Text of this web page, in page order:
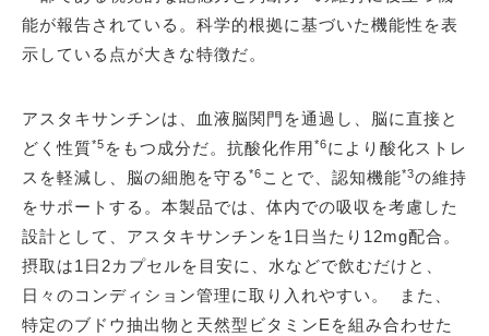
能が報告されている。科学的根拠に基づいた機能性を表
示している点が大きな特徴だ。
アスタキサンチンは、血液脳関門を通過し、脳に直接と
どく性質*5 をもつ成分だ。抗酸化作用*6により酸化ストレ
スを軽減し、脳の細胞を守る *6 ことで、認知機能*3の維持
をサポートする。本製品では、体内での吸収を考慮した
設計として、アスタキサンチンを1日当たり12mg配合。
摂取は1日2カプセルを目安に、水などで飲むだけと、
日々のコンディション管理に取り入れやすい。 また、
特定のブドウ抽出物と天然型ビタミンEを組み合わせた